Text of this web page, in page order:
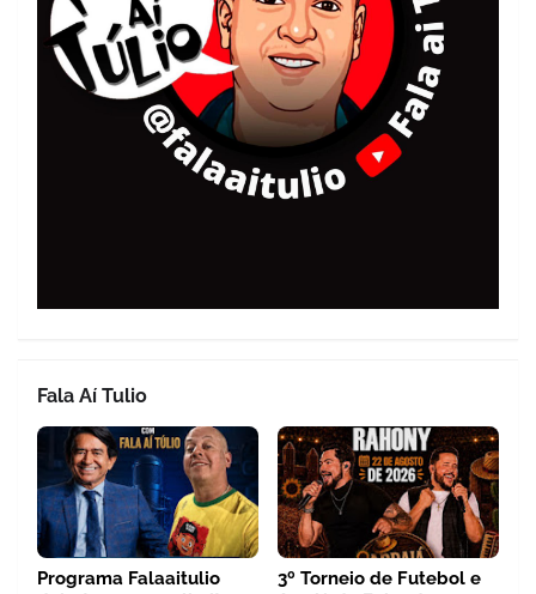
Fala Aí Tulio
Programa Falaaitulio
3º Torneio de Futebol e